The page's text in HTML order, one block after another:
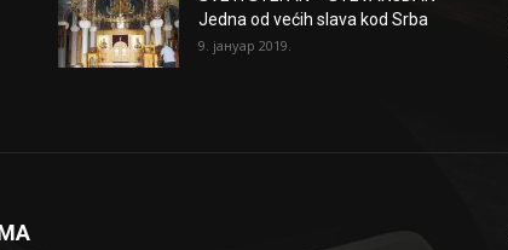
Jedna od većih slava kod Srba
9. јануар 2019.